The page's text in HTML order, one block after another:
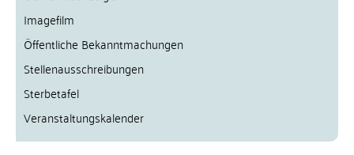
Imagefilm
Öffentliche Bekanntmachungen
Stellenausschreibungen
Sterbetafel
Veranstaltungskalender